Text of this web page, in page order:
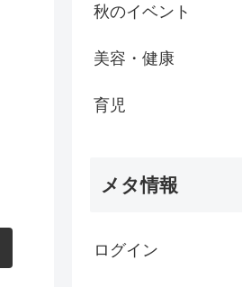
秋のイベント
美容・健康
育児
メタ情報
ログイン